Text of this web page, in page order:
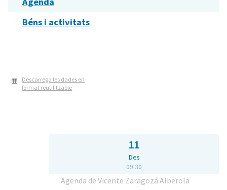
Béns i activitats
Descarrega les dades en
format reutilitzable
11
Des
09:30
Agenda de Vicente Zaragozá Alberola